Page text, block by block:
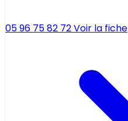
05 96 75 82 72Voir la fiche